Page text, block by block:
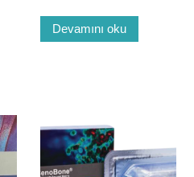
Devamını oku